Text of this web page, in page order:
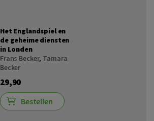
Het Englandspiel en
de geheime diensten
in Londen
Frans Becker, Tamara
Becker
29,90
Bestellen